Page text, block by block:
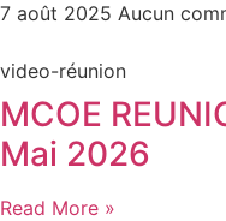
7 août 2025 Aucun
video-réunion
MCOE
Mai 2026
Read More »